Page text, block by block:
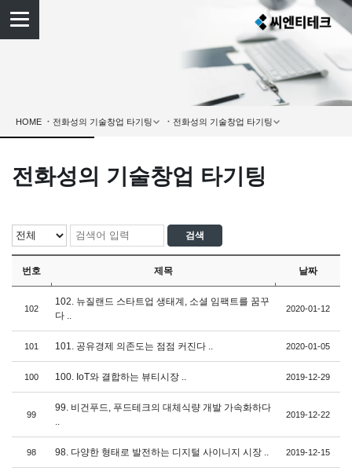
HOME
전화성의 기술창업 타기팅
번호 제목 날짜
102
102. 뉴질랜드 스타트업 생태계, 소셜 임팩트를 꿈꾸
다 ..
2020-01-12
101 101. 공유경제 의존도는 점점 커진다 .. 2020-01-05
100 100. IoT와 결합하는 뷰티시장 .. 2019-12-29
99
99. 비건푸드, 푸드테크의 대체식량 개발 가속화하다
..
2019-12-22
98 98. 다양한 형태로 발전하는 디지털 사이니지 시장 .. 2019-12-15